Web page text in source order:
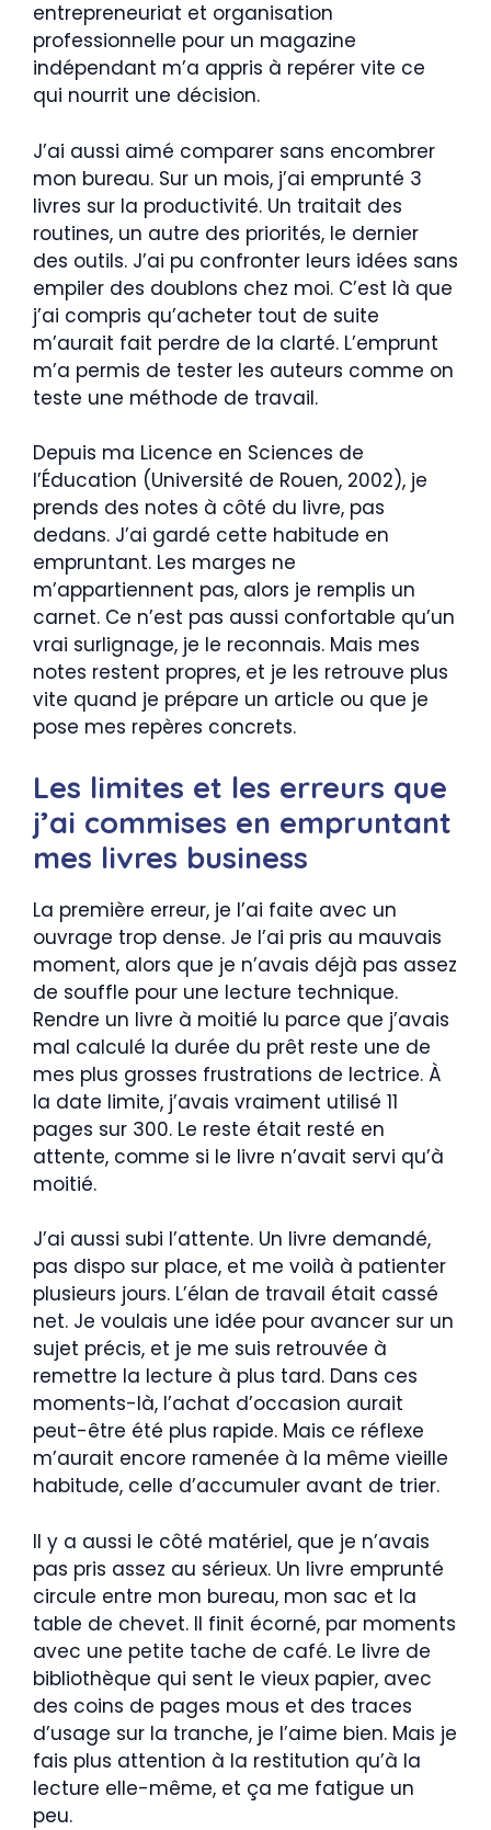
entrepreneuriat et organisation
professionnelle pour un magazine
indépendant m’a appris à repérer vite ce
qui nourrit une décision.
J’ai aussi aimé comparer sans encombrer
mon bureau. Sur un mois, j’ai emprunté 3
livres sur la productivité. Un traitait des
routines, un autre des priorités, le dernier
des outils. J’ai pu confronter leurs idées sans
empiler des doublons chez moi. C’est là que
j’ai compris qu’acheter tout de suite
m’aurait fait perdre de la clarté. L’emprunt
m’a permis de tester les auteurs comme on
teste une méthode de travail.
Depuis ma Licence en Sciences de
l’Éducation (Université de Rouen, 2002), je
prends des notes à côté du livre, pas
dedans. J’ai gardé cette habitude en
empruntant. Les marges ne
m’appartiennent pas, alors je remplis un
carnet. Ce n’est pas aussi confortable qu’un
vrai surlignage, je le reconnais. Mais mes
notes restent propres, et je les retrouve plus
vite quand je prépare un article ou que je
pose mes repères concrets.
Les limites et les erreurs que
j’ai commises en empruntant
mes livres business
La première erreur, je l’ai faite avec un
ouvrage trop dense. Je l’ai pris au mauvais
moment, alors que je n’avais déjà pas assez
de souffle pour une lecture technique.
Rendre un livre à moitié lu parce que j’avais
mal calculé la durée du prêt reste une de
mes plus grosses frustrations de lectrice. À
la date limite, j’avais vraiment utilisé 11
pages sur 300. Le reste était resté en
attente, comme si le livre n’avait servi qu’à
moitié.
J’ai aussi subi l’attente. Un livre demandé,
pas dispo sur place, et me voilà à patienter
plusieurs jours. L’élan de travail était cassé
net. Je voulais une idée pour avancer sur un
sujet précis, et je me suis retrouvée à
remettre la lecture à plus tard. Dans ces
moments-là, l’achat d’occasion aurait
peut-être été plus rapide. Mais ce réflexe
m’aurait encore ramenée à la même vieille
habitude, celle d’accumuler avant de trier.
Il y a aussi le côté matériel, que je n’avais
pas pris assez au sérieux. Un livre emprunté
circule entre mon bureau, mon sac et la
table de chevet. Il finit écorné, par moments
avec une petite tache de café. Le livre de
bibliothèque qui sent le vieux papier, avec
des coins de pages mous et des traces
d’usage sur la tranche, je l’aime bien. Mais je
fais plus attention à la restitution qu’à la
lecture elle-même, et ça me fatigue un
peu.